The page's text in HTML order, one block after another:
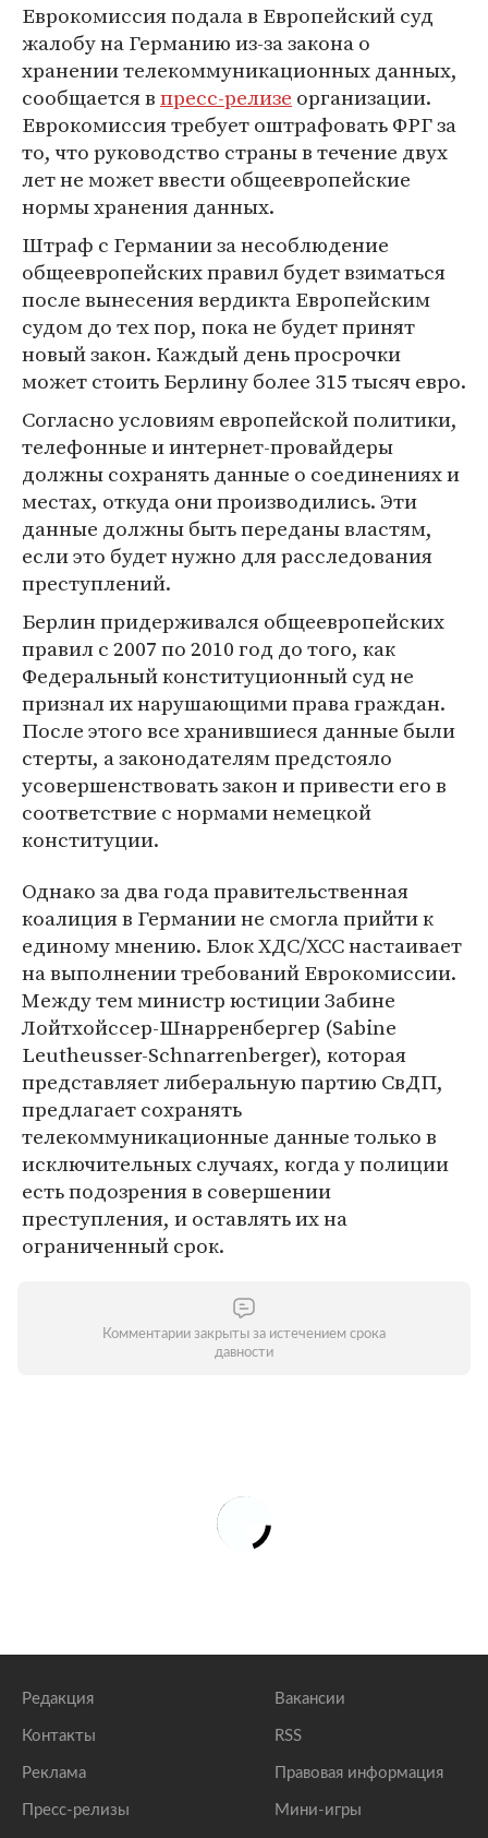
Еврокомиссия подала в Европейский суд
жалобу на Германию из-за закона о
хранении телекоммуникационных данных,
сообщается впресс-релизе организации.
Еврокомиссия требует оштрафовать ФРГ за
то, что руководство страны в течение двух
лет не может ввести общеевропейские
нормы хранения данных.
Штраф с Германии за несоблюдение
общеевропейских правил будет взиматься
после вынесения вердикта Европейским
судом до тех пор, пока не будет принят
новый закон. Каждый день просрочки
может стоить Берлину более 315 тысяч евро.
Согласно условиям европейской политики,
телефонные и интернет-провайдеры
должны сохранять данные о соединениях и
местах, откуда они производились. Эти
данные должны быть переданы властям,
если это будет нужно для расследования
преступлений.
Берлин придерживался общеевропейских
правил с 2007 по 2010 год до того, как
Федеральный конституционный суд не
признал их нарушающими права граждан.
После этого все хранившиеся данные были
стерты, а законодателям предстояло
усовершенствовать закон и привести его в
соответствие с нормами немецкой
конституции.
Однако за два года правительственная
коалиция в Германии не смогла прийти к
единому мнению. Блок ХДС/ХСС настаивает
на выполнении требований Еврокомиссии.
Между тем министр юстиции Забине
Лойтхойссер-Шнарренбергер (Sabine
Leutheusser-Schnarrenberger), которая
представляет либеральную партию СвДП,
предлагает сохранять
телекоммуникационные данные только в
исключительных случаях, когда у полиции
есть подозрения в совершении
преступления, и оставлять их на
ограниченный срок.
Комментарии закрыты за истечением срока
давности
Редакция
Контакты
Реклама
Пресс-релизы
Вакансии
RSS
Правовая информация
Мини-игры